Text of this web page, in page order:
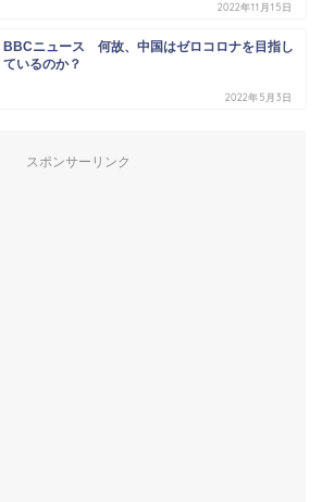
2022年11月15日
BBCニュース 何故、中国はゼロコロナを目指し
ているのか？
2022年5月3日
スポンサーリンク